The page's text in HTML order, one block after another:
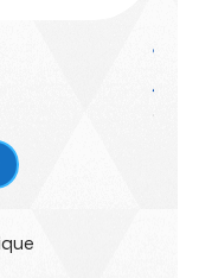
À
Prix
TVA